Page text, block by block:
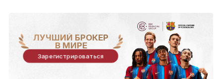
ЛУЧШИЙ БРОКЕР
В МИРЕ
Зарегистрироваться